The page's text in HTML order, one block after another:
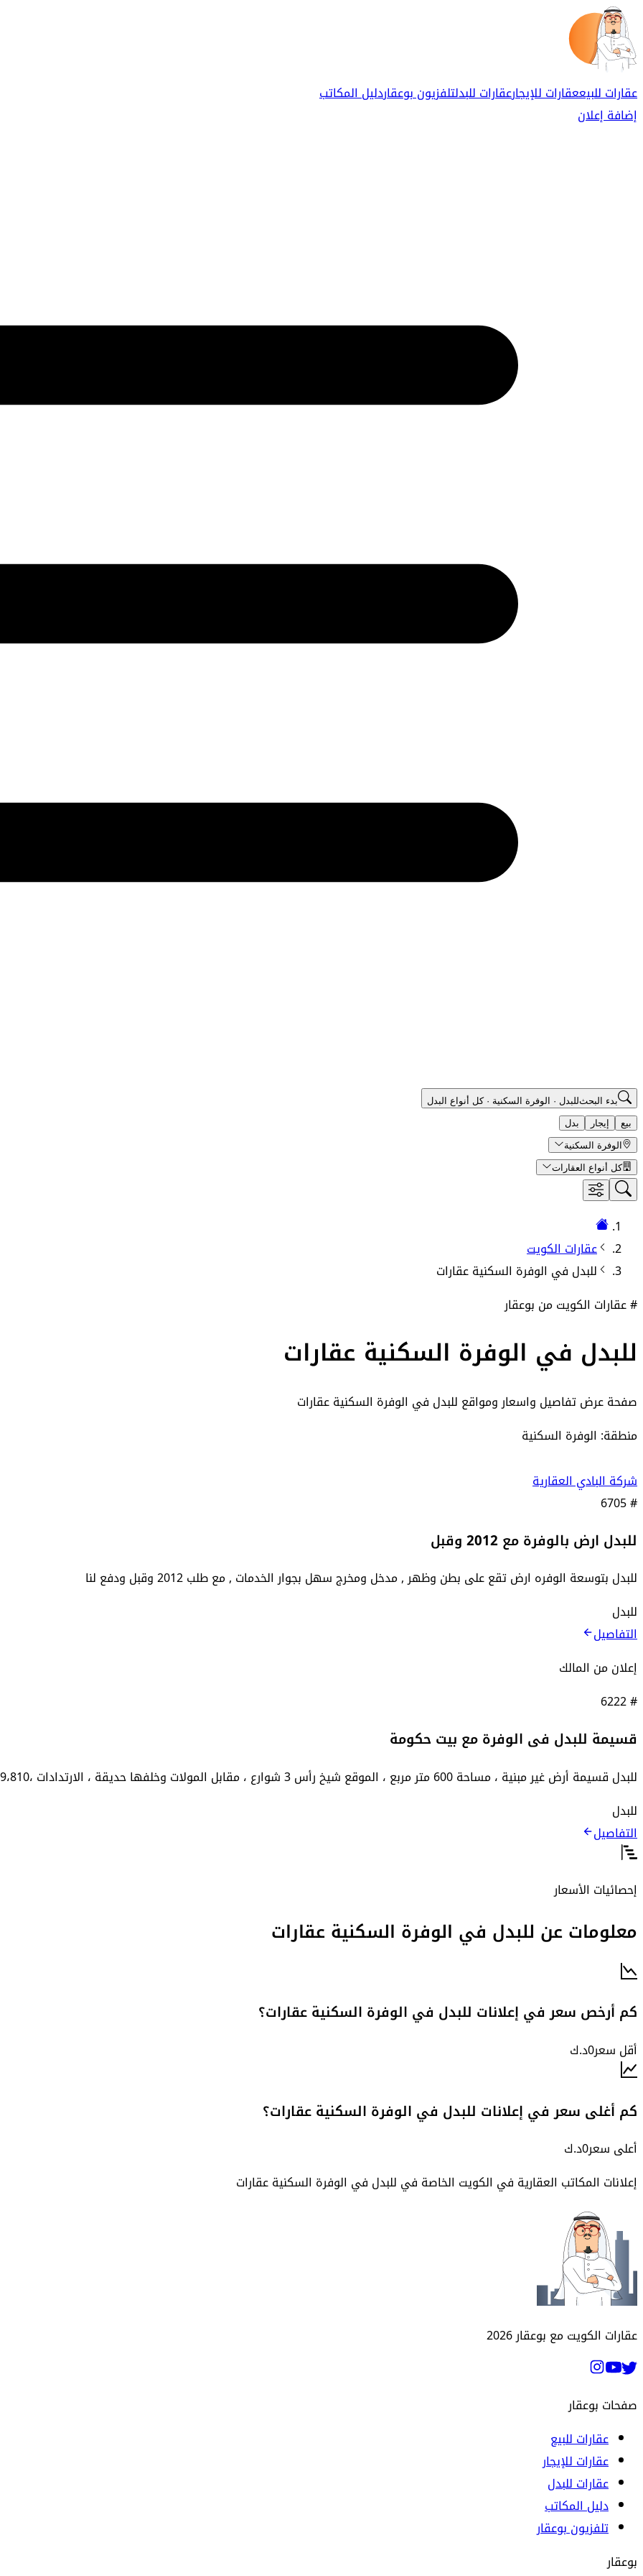
عقارات للبيععقارات للإيجارعقارات للبدلتلفزيون بوعقاردليل المكاتب
إضافة إعلان
بدء البحثللبدل · الوفرة السكنية · كل أنواع البدل
بيع إيجار بدل
الوفرة السكنية
كل أنواع العقارات
عقارات الكويت
للبدل في الوفرة السكنيةعقارات
# عقارات الكويت من بوعقار
للبدل في الوفرة السكنية عقارات
صفحة عرض تفاصيل واسعار ومواقع للبدل في الوفرة السكنية عقارات
منطقة: الوفرة السكنية
شركة البادي العقارية
6705#
للبدل ارض بالوفرة مع 2012 وقبل
للبدل بتوسعة الوفره ارض تقع على بطن وظهر , مدخل ومخرج سهل بجوار الخدمات , مع طلب 2012 وقبل ودفع لنا
للبدل
التفاصيل
إعلان من المالك
6222#
قسيمة للبدل فى الوفرة مع بيت حكومة
للبدل قسيمة أرض غير مبنية ، مساحة 600 متر مربع ، الموقع شيخ رأس 3 شوارع ، مقابل المولات وخلفها حديقة ، الارتدادات ،9،810 متر ، مع ...
للبدل
التفاصيل
إحصائيات الأسعار
معلومات عن للبدل في الوفرة السكنية عقارات
كم أرخص سعر في إعلانات للبدل في الوفرة السكنية عقارات؟
أقل سعر0د.ك
كم أغلى سعر في إعلانات للبدل في الوفرة السكنية عقارات؟
أعلى سعر0د.ك
إعلانات المكاتب العقارية في الكويت الخاصة في للبدل في الوفرة السكنية عقارات
عقارات الكويت مع بوعقار2026
صفحات بوعقار
عقارات للبيع
عقارات للإيجار
عقارات للبدل
دليل المكاتب
تلفزيون بوعقار
بوعقار